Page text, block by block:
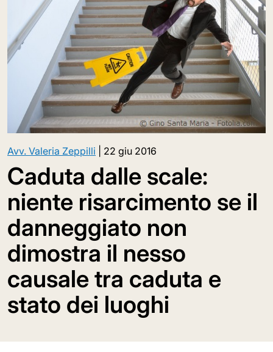
Avv. Valeria Zeppilli 22 giu 2016
Caduta dalle scale:
niente risarcimento se il
danneggiato non
dimostra il nesso
causale tra caduta e
stato dei luoghi